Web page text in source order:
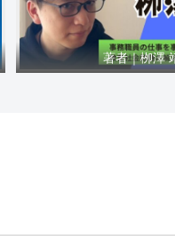
著者｜栁澤